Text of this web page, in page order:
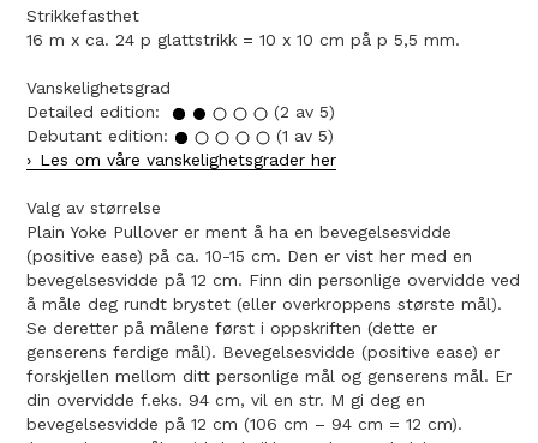
Strikkefasthet
16 m x ca. 24 p glattstrikk = 10 x 10 cm på p 5,5 mm.
Vanskelighetsgrad
Detailed edition:
(2 av 5)
Debutant edition:
(1 av 5)
Les om våre vanskelighetsgrader her
Valg av størrelse
Plain Yoke Pullover er ment å ha en bevegelsesvidde
(positive ease) på ca. 10-15 cm. Den er vist her med en
bevegelsesvidde på 12 cm. Finn din personlige overvidde ved
å måle deg rundt brystet (eller overkroppens største mål).
Se deretter på målene først i oppskriften (dette er
genserens ferdige mål). Bevegelsesvidde (positive ease) er
forskjellen mellom ditt personlige mål og genserens mål. Er
din overvidde f.eks. 94 cm, vil en str. M gi deg en
bevegelsesvidde på 12 cm (106 cm – 94 cm = 12 cm).